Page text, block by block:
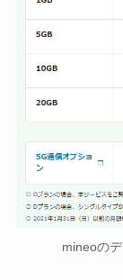
mineoの